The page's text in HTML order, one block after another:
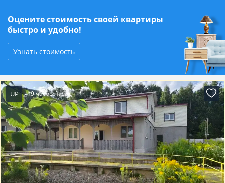
Оцените стоимость своей квартиры
быстро и удобно!
Узнать стоимость
UP 19 часов назад